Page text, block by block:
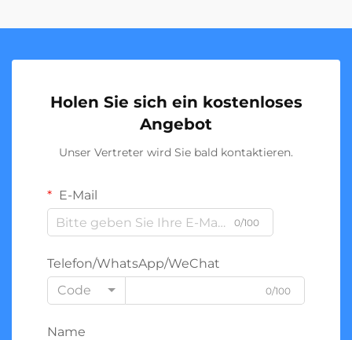
Holen Sie sich ein kostenloses
Angebot
Unser Vertreter wird Sie bald kontaktieren.
E-Mail
0/100
Telefon/WhatsApp/WeChat
Code
0/100
Name